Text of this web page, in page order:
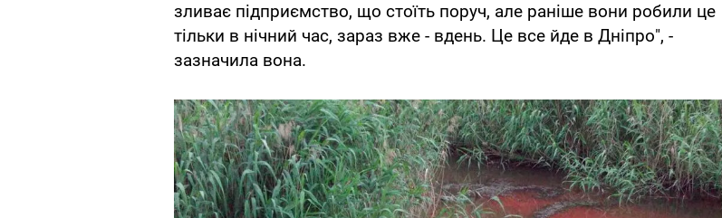
зливає підприємство, що стоїть поруч, але раніше вони робили це
тільки в нічний час, зараз вже - вдень. Це все йде в Дніпро", -
зазначила вона.